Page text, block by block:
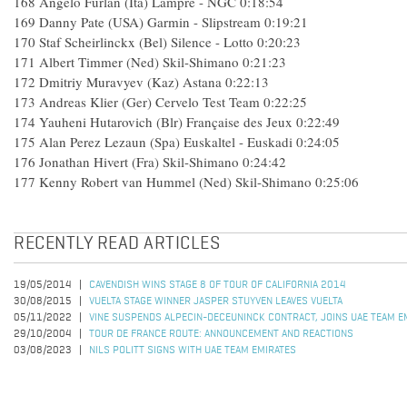
169 Danny Pate (USA) Garmin - Slipstream 0:19:21
170 Staf Scheirlinckx (Bel) Silence - Lotto 0:20:23
171 Albert Timmer (Ned) Skil-Shimano 0:21:23
172 Dmitriy Muravyev (Kaz) Astana 0:22:13
173 Andreas Klier (Ger) Cervelo Test Team 0:22:25
174 Yauheni Hutarovich (Blr) Française des Jeux 0:22:49
175 Alan Perez Lezaun (Spa) Euskaltel - Euskadi 0:24:05
176 Jonathan Hivert (Fra) Skil-Shimano 0:24:42
177 Kenny Robert van Hummel (Ned) Skil-Shimano 0:25:06
RECENTLY READ ARTICLES
19/05/2014
CAVENDISH WINS STAGE 8 OF TOUR OF CALIFORNIA 2014
30/08/2015
VUELTA STAGE WINNER JASPER STUYVEN LEAVES VUELTA
05/11/2022
VINE SUSPENDS ALPECIN-DECEUNINCK CONTRACT, JOINS UAE TEAM
29/10/2004
TOUR DE FRANCE ROUTE: ANNOUNCEMENT AND REACTIONS
03/08/2023
NILS POLITT SIGNS WITH UAE TEAM EMIRATES